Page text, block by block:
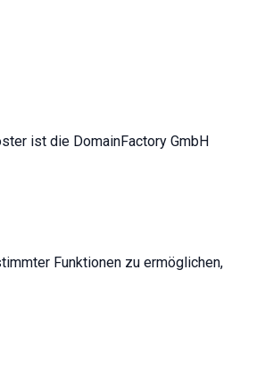
ist die DomainFactory GmbH
Funktionen zu ermöglichen,